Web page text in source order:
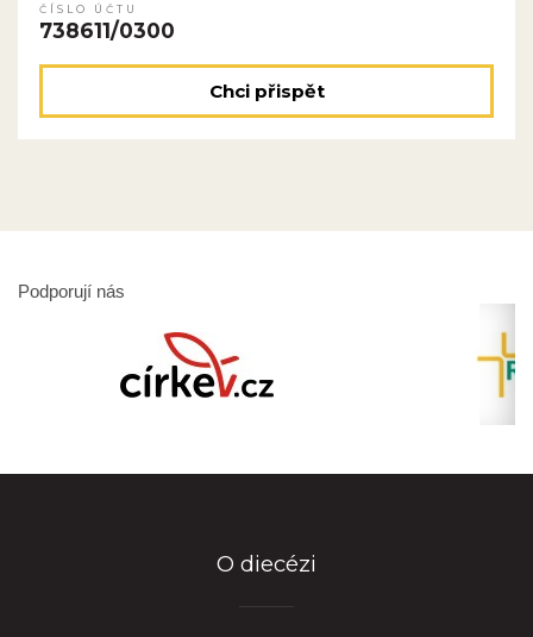
ČÍSLO ÚČTU
738611/0300
Chci přispět
Podporují nás
O diecézi